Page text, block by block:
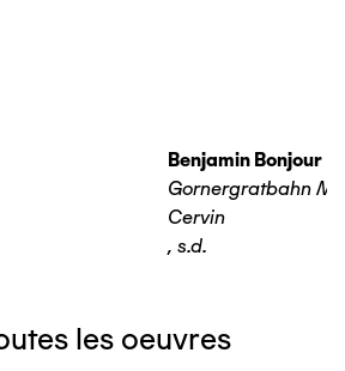
Benjamin Bonjour
Gornergratbahn
Cervin
, s.d.
les oeuvres